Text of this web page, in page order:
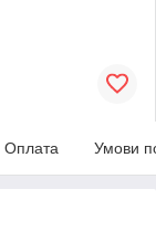
Оплата Умови